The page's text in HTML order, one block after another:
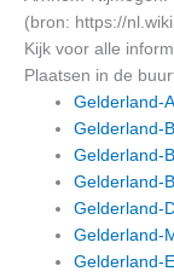
(bron: https://
Kijk voor alle
Plaatsen in de
Gelderland-
Gelderland-
Gelderland-
Gelderland-
Gelderland-
Gelderland-
Gelderland-